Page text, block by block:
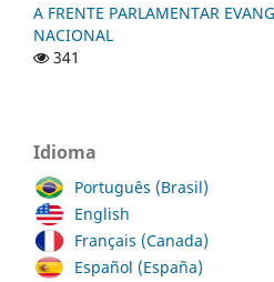
A FRENTE PARLAMENTAR
NACIONAL
341
Idioma
Português (Brasil)
English
Français (Canada)
Español (España)